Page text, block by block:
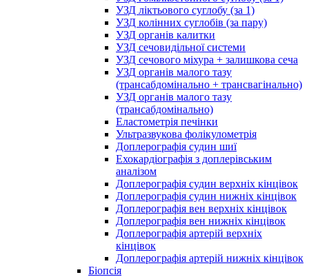
УЗД ліктьового суглобу (за 1)
УЗД колінних суглобів (за пару)
УЗД органів калитки
УЗД сечовидільної системи
УЗД сечового міхура + залишкова сеча
УЗД органів малого тазу
(трансабдомінально + трансвагінально)
УЗД органів малого тазу
(трансабдомінально)
Еластометрія печінки
Ультразвукова фолікулометрія
Доплерографія судин шиї
Ехокардіографія з доплерівським
аналізом
Доплерографія судин верхніх кінцівок
Доплерографія судин нижніх кінцівок
Доплерографія вен верхніх кінцівок
Доплерографія вен нижніх кінцівок
Доплерографія артерій верхніх
кінцівок
Доплерографія артерій нижніх кінцівок
Біопсія